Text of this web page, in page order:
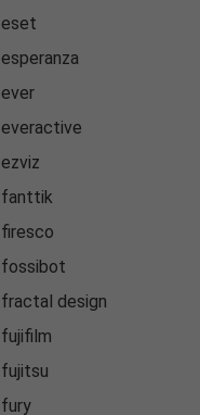
eset
esperanza
ever
everactive
ezviz
fanttik
firesco
fossibot
fractal design
fujifilm
fujitsu
fury